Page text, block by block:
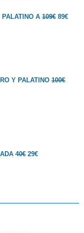
A 109€ 89€
Y PALATINO 100€
40€ 29€